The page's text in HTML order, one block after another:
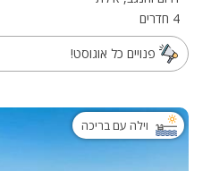
4 חדרים
פנויים כל אוגוסט!
וילה עם בריכה